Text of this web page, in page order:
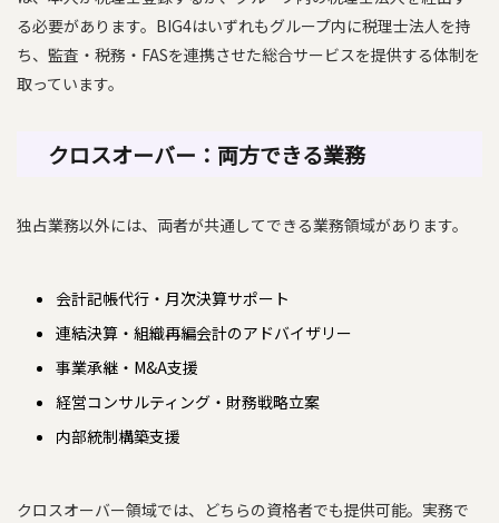
る必要があります。BIG4はいずれもグループ内に税理士法人を持
ち、監査・税務・FASを連携させた総合サービスを提供する体制を
取っています。
クロスオーバー：両方できる業務
独占業務以外には、両者が共通してできる業務領域があります。
会計記帳代行・月次決算サポート
連結決算・組織再編会計のアドバイザリー
事業承継・M&A支援
経営コンサルティング・財務戦略立案
内部統制構築支援
クロスオーバー領域では、どちらの資格者でも提供可能。実務で